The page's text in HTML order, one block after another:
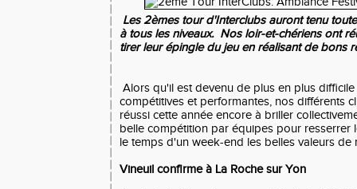
Les 2èmes tour d'Interclubs auront tenu
à tous les niveaux. Nos loir-et-chériens ont
tirer leur épingle du jeu en réalisant de bons
Alors qu'il est devenu de plus en plus
compétitives et performantes, nos différents
réussi cette année encore à briller
belle compétition par équipes pour resserrer
le temps d'un week-end les belles valeurs de
Vineuil confirme à La Roche sur Yon